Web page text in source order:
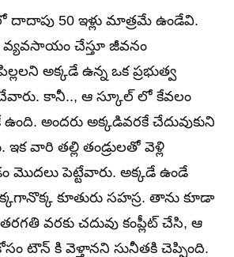
దాదాపు 50 ఇళ్లు మాత్రమే ఉండేవి.
వ్యవసాయం చేస్తూ జీవనం
అక్కడే ఉన్న ఒక ప్రభుత్వ
కానీ.., ఆ స్కూల్ లో కేవలం
అందరు అక్కడివరకే చేదువుకుని
వారి తల్లి తండ్రులతో వెళ్లి
పెట్టేవారు. అక్కడే ఉండే
కూతురు సహస్ర. తాను కూడా
వరకు చదువు కంప్లీట్ చేసి, ఆ
టౌన్ కి వెళ్తానని సునీతకి చెప్పింది.